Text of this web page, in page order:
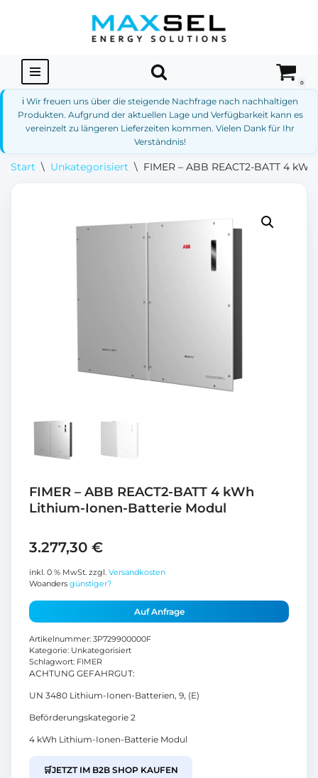
springen
0
ℹ️ Wir freuen uns über die steigende Nachfrage nach nachhaltigen
Produkten. Aufgrund der aktuellen Lage und Verfügbarkeit kann es
vereinzelt zu längeren Lieferzeiten kommen. Vielen Dank für Ihr
Verständnis!
Start \ Unkategorisiert \ FIMER – ABB REACT2-BATT 4
FIMER – ABB REACT2-BATT 4 kWh
Lithium-Ionen-Batterie Modul
3.277,30 €
inkl. 0 % MwSt. zzgl. Versandkosten
Woanders günstiger?
Auf Anfrage
Artikelnummer: 3P729900000F
Kategorie: Unkategorisiert
Schlagwort: FIMER
ACHTUNG GEFAHRGUT:
UN 3480 Lithium-Ionen-Batterien, 9, (E)
Beförderungskategorie 2
4 kWh Lithium-Ionen-Batterie Modul
🛒JETZT IM B2B SHOP KAUFEN